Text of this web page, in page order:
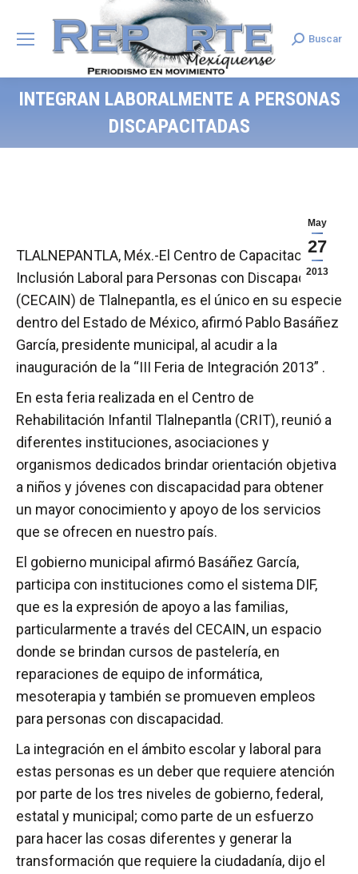
Search:
Buscar
INTEGRAN LABORALMENTE A PERSONAS
DISCAPACITADAS
May
27
2013
TLALNEPANTLA, Méx.-El Centro de Capacitación e
Inclusión Laboral para Personas con Discapacidad
(CECAIN) de Tlalnepantla, es el único en su especie
dentro del Estado de México, afirmó Pablo Basáñez
García, presidente municipal, al acudir a la
inauguración de la “III Feria de Integración 2013” .
En esta feria realizada en el Centro de
Rehabilitación Infantil Tlalnepantla (CRIT), reunió a
diferentes instituciones, asociaciones y
organismos dedicados brindar orientación objetiva
a niños y jóvenes con discapacidad para obtener
un mayor conocimiento y apoyo de los servicios
que se ofrecen en nuestro país.
El gobierno municipal afirmó Basáñez García,
participa con instituciones como el sistema DIF,
que es la expresión de apoyo a las familias,
particularmente a través del CECAIN, un espacio
donde se brindan cursos de pastelería, en
reparaciones de equipo de informática,
mesoterapia y también se promueven empleos
para personas con discapacidad.
La integración en el ámbito escolar y laboral para
estas personas es un deber que requiere atención
por parte de los tres niveles de gobierno, federal,
estatal y municipal; como parte de un esfuerzo
para hacer las cosas diferentes y generar la
transformación que requiere la ciudadanía, dijo el